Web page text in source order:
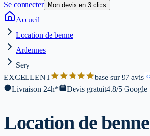
Se connecter
Mon devis en 3 clics
Accueil
Location de benne
Ardennes
Sery
EXCELLENT
base sur 97 avis G
Livraison 24h* Devis gratuit4.8/5 Google
Location de